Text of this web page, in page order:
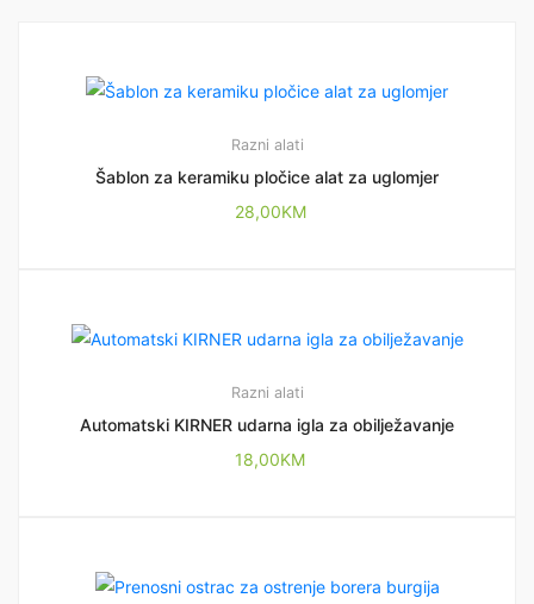
Razni alati
Šablon za keramiku pločice alat za uglomjer
28,00KM
Razni alati
Automatski KIRNER udarna igla za obilježavanje
18,00KM